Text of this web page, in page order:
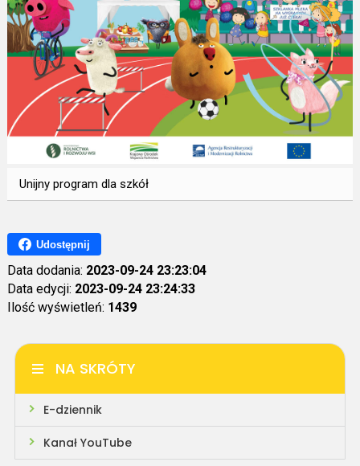
Unijny program dla szkół
Udostępnij
Data dodania: 2023-09-24 23:23:04
Data edycji: 2023-09-24 23:24:33
Ilość wyświetleń: 1439
NA SKRÓTY
E-dziennik
Kanał YouTube